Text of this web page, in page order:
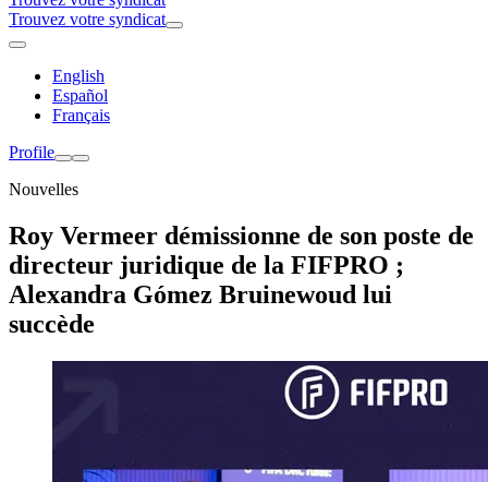
Trouvez votre syndicat
English
Español
Français
Profile
Nouvelles
Roy Vermeer démissionne de son poste de
directeur juridique de la FIFPRO ;
Alexandra Gómez Bruinewoud lui
succède